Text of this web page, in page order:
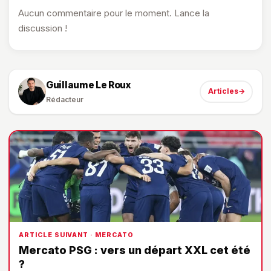
Aucun commentaire pour le moment. Lance la
discussion !
Guillaume Le Roux
Rédacteur
Articles→
ARTICLE SUIVANT · MERCATO
Mercato PSG : vers un départ XXL cet été
?